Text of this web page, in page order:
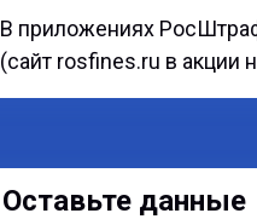
Оставьте данные
В приложениях
(сайт rosfines.ru в акции